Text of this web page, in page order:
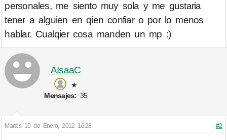
personales, me siento muy sola y me gustaria
tener a alguien en qien confiar o por lo menos
hablar. Cualqier cosa manden un mp :)
AIsaaC
★
Mensajes: 35
Martes 10 de Enero, 2012 16:28 #2